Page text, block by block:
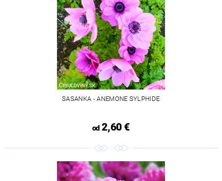
SASANKA - ANEMONE SYLPHIDE
od2,60 €